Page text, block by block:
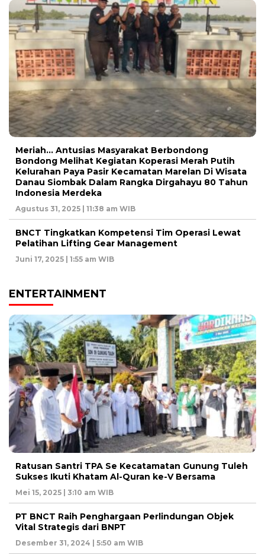
Meriah… Antusias Masyarakat Berbondong
Bondong Melihat Kegiatan Koperasi Merah Putih
Kelurahan Paya Pasir Kecamatan Marelan Di Wisata
Danau Siombak Dalam Rangka Dirgahayu 80 Tahun
Indonesia Merdeka
Agustus 31, 2025 | 11:38 am WIB
BNCT Tingkatkan Kompetensi Tim Operasi Lewat
Pelatihan Lifting Gear Management
Juni 17, 2025 | 1:55 am WIB
ENTERTAINMENT
Ratusan Santri TPA Se Kecatamatan Gunung Tuleh
Sukses Ikuti Khatam Al-Quran ke-V Bersama
Mei 15, 2025 | 3:10 am WIB
PT BNCT Raih Penghargaan Perlindungan Objek
Vital Strategis dari BNPT
Desember 31, 2024 | 5:50 am WIB